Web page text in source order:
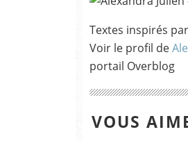
Textes inspirés
Voir le profil de
portail Overblog
VOUS